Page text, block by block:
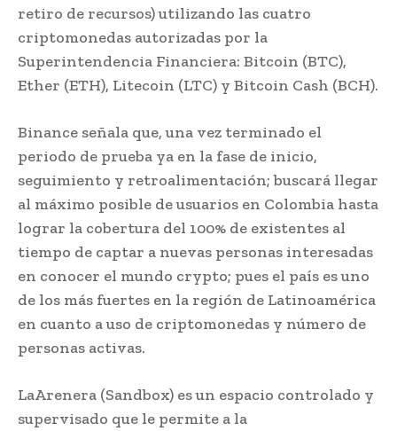
retiro de recursos) utilizando las cuatro
criptomonedas autorizadas por la
Superintendencia Financiera: Bitcoin (BTC),
Ether (ETH), Litecoin (LTC) y Bitcoin Cash (BCH).
Binance señala que, una vez terminado el
periodo de prueba ya en la fase de inicio,
seguimiento y retroalimentación; buscará llegar
al máximo posible de usuarios en Colombia hasta
lograr la cobertura del 100% de existentes al
tiempo de captar a nuevas personas interesadas
en conocer el mundo crypto; pues el país es uno
de los más fuertes en la región de Latinoamérica
en cuanto a uso de criptomonedas y número de
personas activas.
LaArenera (Sandbox) es un espacio controlado y
supervisado que le permite a la